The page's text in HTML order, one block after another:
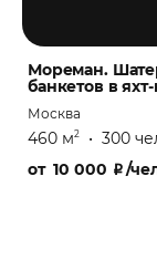
Мореман.
банкетов в
Москва
460 м2 • 300
от10 000 ₽/